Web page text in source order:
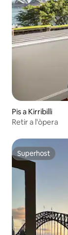
Pis a Kirribilli
Retir a l'òpera
Superhost
Superhost